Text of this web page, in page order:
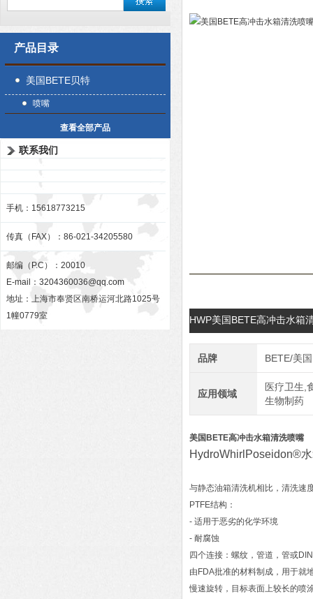
产品目录
美国BETE贝特
喷嘴
查看全部产品
联系我们
手机：15618773215
传真（FAX）：86-021-34205580
邮编（P.C）：20010
E-mail： 3204360036@qq.com
地址：上海市奉贤区南桥运河北路1025号
1幢0779室
HWP美国BETE高冲击水箱
品牌 BETE/美国
应用领域
医疗卫生,
生物制药
美国BETE高冲击水箱清洗喷嘴
HydroWhirlPoseidon®
与静态油箱清洗机相比，清洗速
PTFE结构：
- 适用于恶劣的化学环境
- 耐腐蚀
四个连接：螺纹，管道，管或
由FDA批准的材料制成，用于就
慢速旋转，目标表面上较长的喷